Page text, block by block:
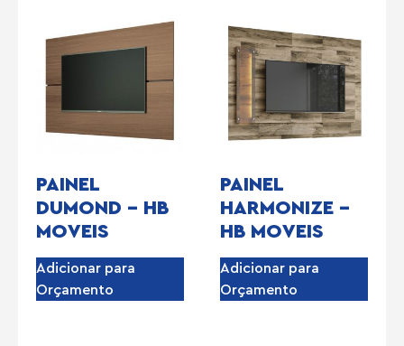
PAINEL
DUMOND – HB
MOVEIS
Adicionar para
Orçamento
PAINEL
HARMONIZE –
HB MOVEIS
Adicionar para
Orçamento